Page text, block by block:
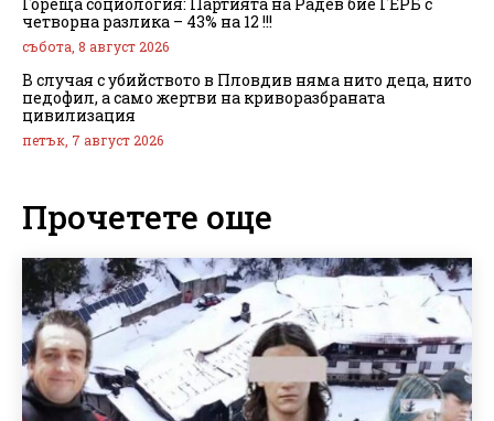
четворна разлика – 43% на 12 !!!
събота, 8 август 2026
В случая с убийството в Пловдив няма нито деца, нито
педофил, а само жертви на криворазбраната
цивилизация
петък, 7 август 2026
Прочетете още